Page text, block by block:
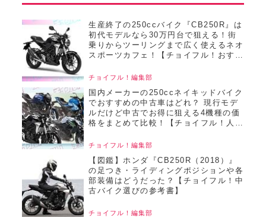
生産終了の250ccバイク『CB250R』は
初代モデルなら30万円台で狙える！街
乗りからツーリングまで広く使えるネオ
スポーツカフェ！【チョイフル！おすす
版】
チョイフル！編集部
国内メーカーの250ccネイキッドバイク
でおすすめの中古車はどれ？ 現行モデ
ルだけど中古でお得に狙える4機種の価
格をまとめて比較！【チョイフル！人気
ドバイク編／2025年4月版 前編】
チョイフル！編集部
【図鑑】ホンダ『CB250R（2018）』
の足つき・ライディングポジションや各
部装備はどうだった？【チョイフル！中
古バイク選びの参考書】
チョイフル！編集部